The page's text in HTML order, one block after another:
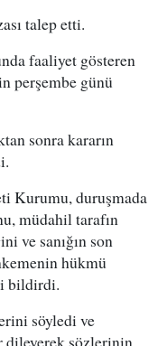
talep etti.
faaliyet gösteren
perşembe günü
sonra kararın
Kurumu, duruşmada
müdahil tarafın
ve sanığın son
hükmü
bildirdi.
söyledi ve
sözlerinin